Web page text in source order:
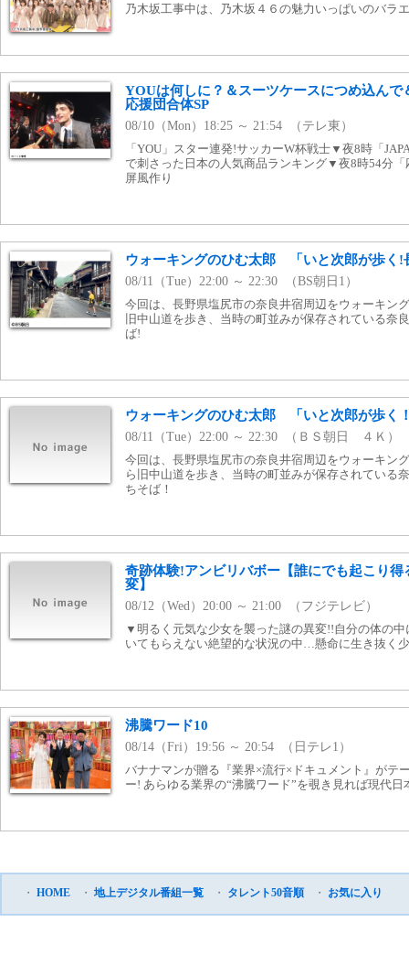
乃木坂工事中は、乃木坂４６の魅力いっぱいのバラ
YOUは何しに？＆スーツケースにつめ込んで
応援団合体SP
08/10（Mon）18:25 ～ 21:54 （テレ東）
「YOU」スター連発!サッカーW杯戦士▼夜8時「
で刺さった日本の人気商品ランキング▼夜8時54分
屏風作り
ウォーキングのひむ太郎 「いと次郎が歩く!
08/11（Tue）22:00 ～ 22:30 （BS朝日1）
今回は、長野県塩尻市の奈良井宿周辺をウォーキン
旧中山道を歩き、当時の町並みが保存されている奈
ば!
ウォーキングのひむ太郎 「いと次郎が歩く
08/11（Tue）22:00 ～ 22:30 （ＢＳ朝日 ４Ｋ）
今回は、長野県塩尻市の奈良井宿周辺をウォーキン
ら旧中山道を歩き、当時の町並みが保存されている
ちそば！
奇跡体験!アンビリバボー【誰にでも起こり得
変】
08/12（Wed）20:00 ～ 21:00 （フジテレビ）
▼明るく元気な少女を襲った謎の異変!!自分の体の
いてもらえない絶望的な状況の中…懸命に生き抜く
沸騰ワード10
08/14（Fri）19:56 ～ 20:54 （日テレ1）
バナナマンが贈る『業界×流行×ドキュメント』がテ
ー! あらゆる業界の“沸騰ワード”を覗き見れば現代
・ HOME ・ 地上デジタル番組一覧 ・ タレント50音順 ・ お気に入り